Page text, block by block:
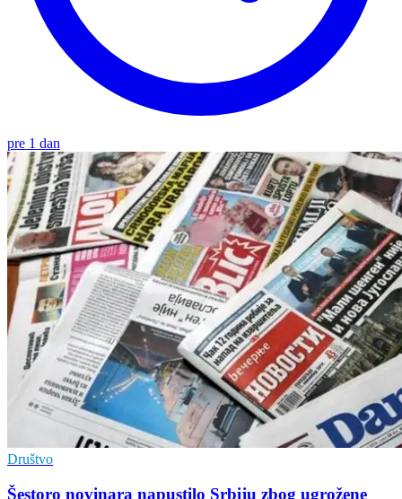
pre 1 dan
Društvo
Šestoro novinara napustilo Srbiju zbog ugrožene